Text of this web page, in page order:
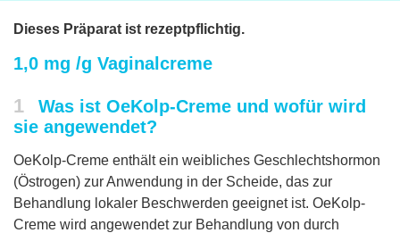
Dieses Präparat ist rezeptpflichtig.
1,0 mg /g Vaginalcreme
1
Was ist OeKolp-Creme und wofür wird
sie angewendet?
OeKolp-Creme enthält ein weibliches Geschlechtshormon
(Östrogen) zur Anwendung in der Scheide, das zur
Behandlung lokaler Beschwerden geeignet ist. OeKolp-
Creme wird angewendet zur Behandlung von durch